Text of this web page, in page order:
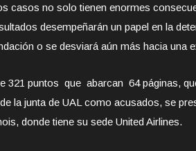
casos no solo tienen enormes
desempeñarán un papel en la
o se desviará aún más hacia una
321 puntos que abarcan 64 páginas,
la junta de UAL como acusados, se
donde tiene su sede United Airlines.